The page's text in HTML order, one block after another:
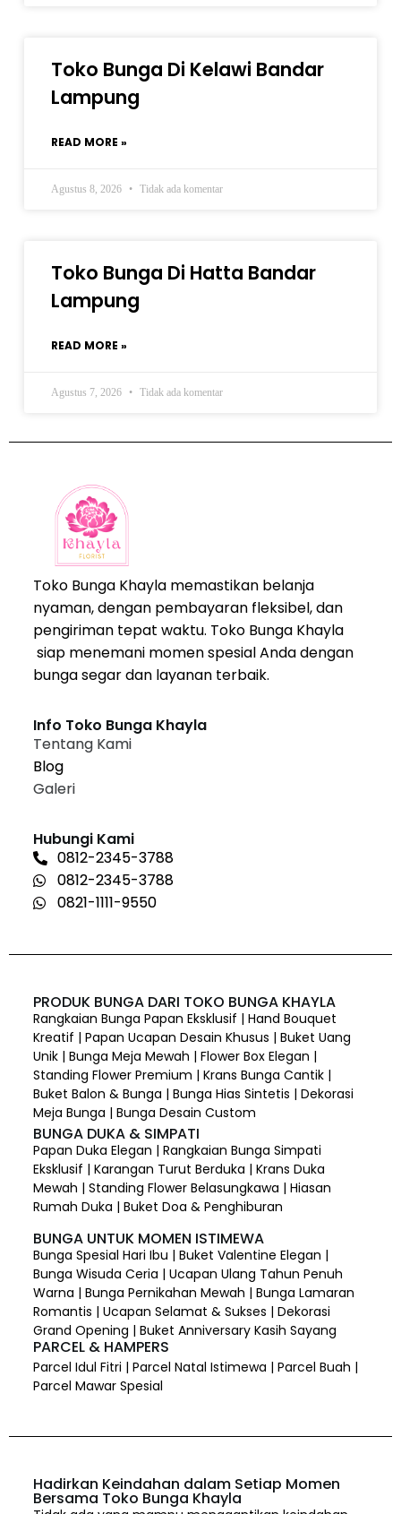
Toko Bunga Di Kelawi Bandar
Lampung
READ MORE »
Agustus 8, 2026 Tidak ada komentar
Toko Bunga Di Hatta Bandar
Lampung
READ MORE »
Agustus 7, 2026 Tidak ada komentar
Toko Bunga Khayla memastikan belanja
nyaman, dengan pembayaran fleksibel, dan
pengiriman tepat waktu. Toko Bunga Khayla
siap menemani momen spesial Anda dengan
bunga segar dan layanan terbaik.
Info Toko Bunga Khayla
Tentang Kami
Blog
Galeri
Hubungi Kami
0812-2345-3788
0812-2345-3788
0821-1111-9550
PRODUK BUNGA DARI TOKO BUNGA KHAYLA
Rangkaian Bunga Papan Eksklusif | Hand Bouquet
Kreatif | Papan Ucapan Desain Khusus | Buket Uang
Unik | Bunga Meja Mewah | Flower Box Elegan |
Standing Flower Premium | Krans Bunga Cantik |
Buket Balon & Bunga | Bunga Hias Sintetis | Dekorasi
Meja Bunga | Bunga Desain Custom
BUNGA DUKA & SIMPATI
Papan Duka Elegan | Rangkaian Bunga Simpati
Eksklusif | Karangan Turut Berduka | Krans Duka
Mewah | Standing Flower Belasungkawa | Hiasan
Rumah Duka | Buket Doa & Penghiburan
BUNGA UNTUK MOMEN ISTIMEWA
Bunga Spesial Hari Ibu | Buket Valentine Elegan |
Bunga Wisuda Ceria | Ucapan Ulang Tahun Penuh
Warna | Bunga Pernikahan Mewah | Bunga Lamaran
Romantis | Ucapan Selamat & Sukses | Dekorasi
Grand Opening | Buket Anniversary Kasih Sayang
PARCEL & HAMPERS
Parcel Idul Fitri | Parcel Natal Istimewa | Parcel Buah |
Parcel Mawar Spesial
Hadirkan Keindahan dalam Setiap Momen
Bersama Toko Bunga Khayla